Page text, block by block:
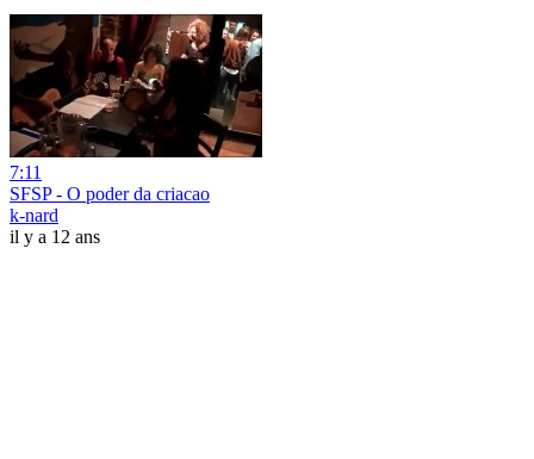
7:11
SFSP - O poder da criacao
k-nard
il y a 12 ans